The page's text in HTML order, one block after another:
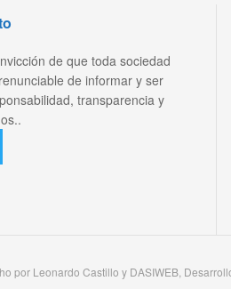
de que toda sociedad
de informar y ser
transparencia y
por Leonardo Castillo y DASIWEB,